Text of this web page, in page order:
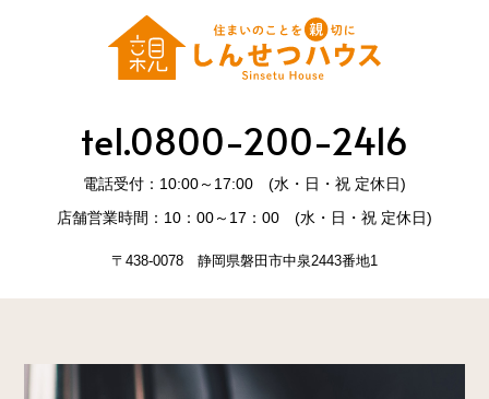
tel.0800-200-2416
電話受付：10:00～17:00 (水・日・祝 定休日)
店舗営業時間：10：00～17：00 (水・日・祝 定休日)
〒438-0078 静岡県磐田市中泉2443番地1